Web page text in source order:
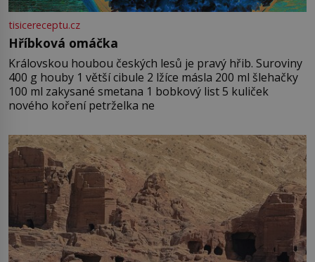
tisicereceptu.cz
Hříbková omáčka
Královskou houbou českých lesů je pravý hřib. Suroviny
400 g houby 1 větší cibule 2 lžíce másla 200 ml šlehačky
100 ml zakysané smetana 1 bobkový list 5 kuliček
nového koření petrželka ne